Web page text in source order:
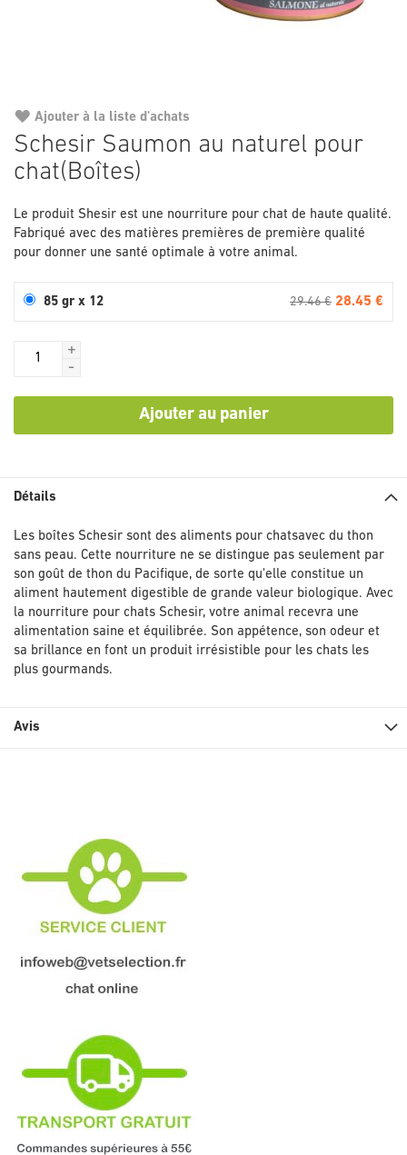
Schesir Saumon au naturel pour
chat(Boîtes)
Le produit Shesir est une nourriture pour chat de haute qualité.
Fabriqué avec des matières premières de première qualité
pour donner une santé optimale à votre animal.
85 gr x 12 29.46 € 28.45 €
+
-
Ajouter au panier
Ajouter à la liste d'achats
au
Galerie
d’images
Détails
Les boîtes Schesir sont des aliments pour chatsavec du thon
sans peau. Cette nourriture ne se distingue pas seulement par
son goût de thon du Pacifique, de sorte qu'elle constitue un
aliment hautement digestible de grande valeur biologique. Avec
la nourriture pour chats Schesir, votre animal recevra une
alimentation saine et équilibrée. Son appétence, son odeur et
sa brillance en font un produit irrésistible pour les chats les
plus gourmands.
Avis